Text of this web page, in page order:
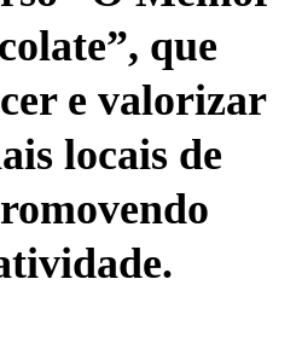
, que
e valorizar
locais de